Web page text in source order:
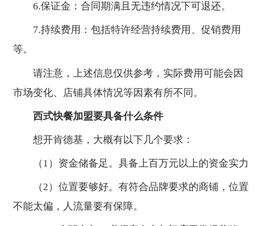
6.保证金：合同期满且无违约情况下可退还。
7.持续费用：包括特许经营持续费用、促销费用
等。
请注意，上述信息仅供参考，实际费用可能会因
市场变化、店铺具体情况等因素有所不同。
西式快餐加盟要具备什么条件
想开肯德基，大概有以下几个要求：
（1）资金储备足。具备上百万元以上的资金实力
（2）位置要够好。有符合品牌要求的商铺，位置
不能太偏，人流量要有保障。